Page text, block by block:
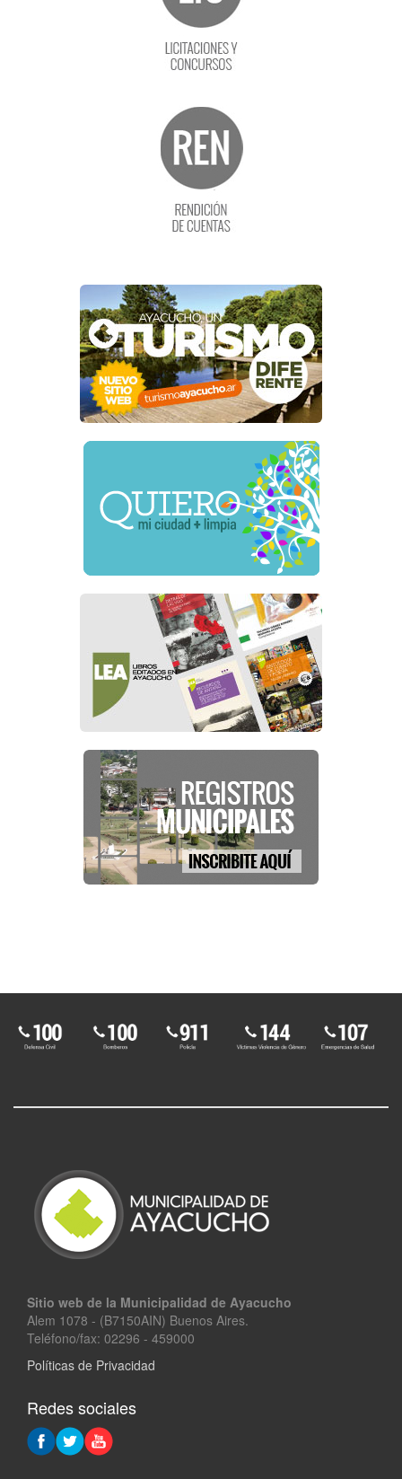
Sitio web de la Municipalidad de Ayacucho
Alem 1078 - (B7150AIN) Buenos Aires.
Teléfono/fax: 02296 - 459000
Políticas de Privacidad
Redes sociales